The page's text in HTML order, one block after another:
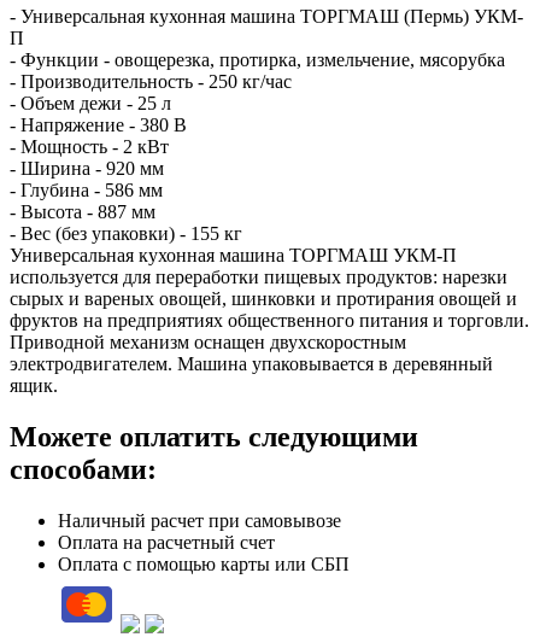
- Универсальная кухонная машина ТОРГМАШ (Пермь) УКМ-
П
- Функции - овощерезка, протирка, измельчение, мясорубка
- Производительность - 250 кг/час
- Объем дежи - 25 л
- Напряжение - 380 В
- Мощность - 2 кВт
- Ширина - 920 мм
- Глубина - 586 мм
- Высота - 887 мм
- Вес (без упаковки) - 155 кг
Универсальная кухонная машина ТОРГМАШ УКМ-П
используется для переработки пищевых продуктов: нарезки
сырых и вареных овощей, шинковки и протирания овощей и
фруктов на предприятиях общественного питания и торговли.
Приводной механизм оснащен двухскоростным
электродвигателем. Машина упаковывается в деревянный
ящик.
Можете оплатить следующими
способами:
Наличный расчет при самовывозе
Оплата на расчетный счет
Оплата с помощью карты или СБП